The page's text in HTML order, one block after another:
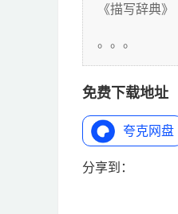
《描写辞典》
。。。
免费下载地址
夸克网盘
分享到：